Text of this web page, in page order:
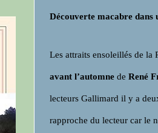
Découverte macabre dans
Les attraits ensoleillés de la
avant l’automne de René
lecteurs Gallimard il y a
rapproche du lecteur car le